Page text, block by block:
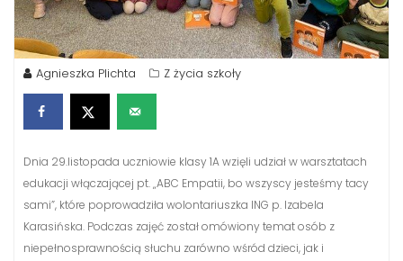
Agnieszka Plichta Z życia szkoły
Dnia 29.listopada uczniowie klasy 1A wzięli udział w warsztatach
edukacji włączającej pt. „ABC Empatii, bo wszyscy jesteśmy tacy
sami”, które poprowadziła wolontariuszka ING p. Izabela
Karasińska. Podczas zajęć został omówiony temat osób z
niepełnosprawnością słuchu zarówno wśród dzieci, jak i